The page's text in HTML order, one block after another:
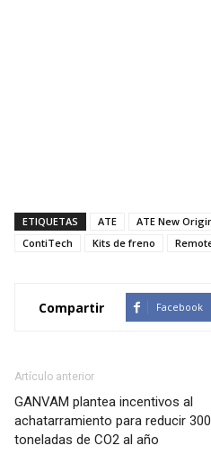
ETIQUETAS ATE ATE New
ContiTech
Kits de freno
Compartir Facebook
Artículo anterior
GANVAM plantea incentivos al
achatarramiento para reducir
toneladas de CO2 al año